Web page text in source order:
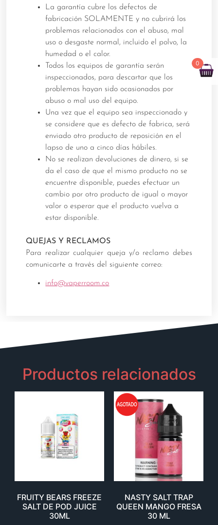
La garantía cubre los defectos de
fabricación SOLAMENTE y no cubrirá los
problemas relacionados con el abuso, mal
uso o desgaste normal, incluido el polvo, la
humedad o el calor.
Todos los equipos de garantía serán
inspeccionados, para descartar que los
problemas hayan sido ocasionados por
abuso o mal uso del equipo.
Una vez que el equipo sea inspeccionado y
se considere que es defecto de fabrica, será
enviado otro producto de reposición en el
lapso de uno a cinco días hábiles.
No se realizan devoluciones de dinero, si se
da el caso de que el mismo producto no se
encuentre disponible, puedes efectuar un
cambio por otro producto de igual o mayor
valor o esperar que el producto vuelva a
estar disponible.
QUEJAS Y RECLAMOS
Para realizar cualquier queja y/o reclamo debes
comunicarte a través del siguiente correo:
info@vaperroom.co
Productos relacionados
FRUITY BEARS FREEZE
SALT DE POD JUICE
30ML
NASTY SALT TRAP
QUEEN MANGO FRESA
30 ML
0